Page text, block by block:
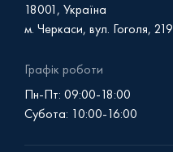
18001, Україна
м. Черкаси, вул. Гоголя, 219
Графік роботи
Пн-Пт: 09:00-18:00
Субота: 10:00-16:00